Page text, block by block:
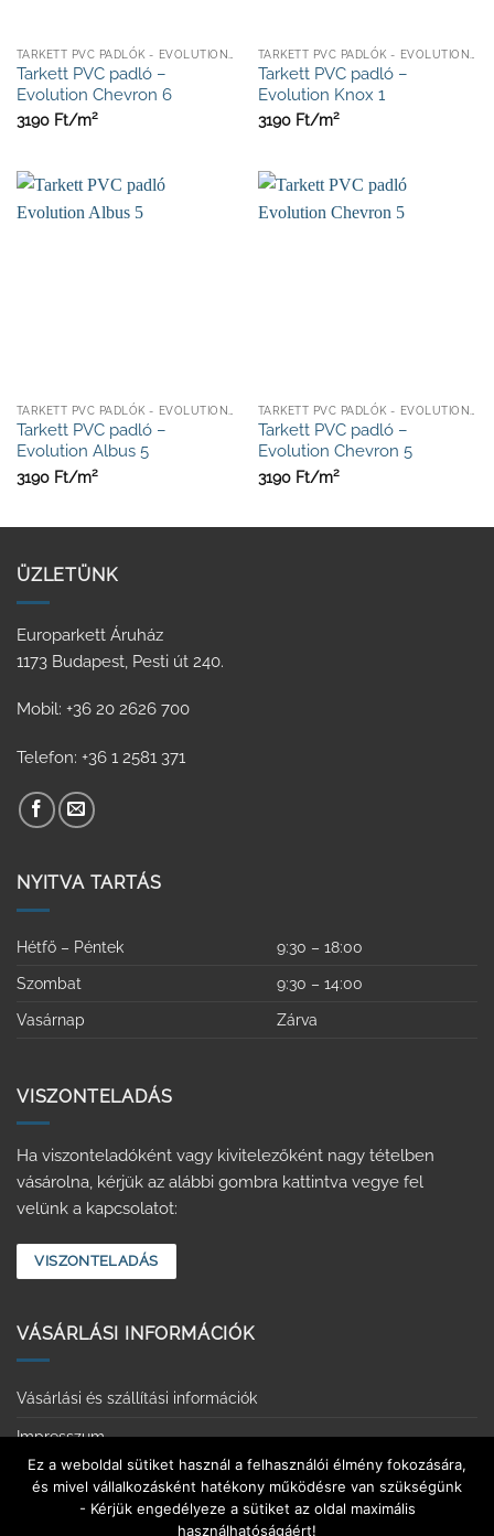
Tarkett PVC padló –
Evolution Chevron 6
3190 Ft/m2
Tarkett PVC padló –
Evolution Knox 1
3190 Ft/m2
TARKETT PVC PADLÓK - EVOLUTION KOLLEKCIÓ 2,7MM
Tarkett PVC padló –
Evolution Albus 5
3190 Ft/m2
TARKETT PVC PADLÓK - EVOLUTION KOLLEKCIÓ 2,7MM
Tarkett PVC padló –
Evolution Chevron 5
3190 Ft/m2
ÜZLETÜNK
Europarkett Áruház
1173 Budapest, Pesti út 240.
Mobil: +36 20 2626 700
Telefon: +36 1 2581 371
NYITVA TARTÁS
Hétfő – Péntek
9:30 – 18:00
Szombat
9:30 – 14:00
Vasárnap
Zárva
VISZONTELADÁS
Ha viszonteladóként vagy kivitelezőként nagy tételben
vásárolna, kérjük az alábbi gombra kattintva vegye fel
velünk a kapcsolatot:
VISZONTELADÁS
VÁSÁRLÁSI INFORMÁCIÓK
Vásárlási és szállítási információk
Impresszum
Adatvédelmi tájékoztató
Érintkezésmentes vásárlás
Ez a weboldal sütiket használ a felhasználói élmény fokozására,
és mivel vállalkozásként hatékony működésre van szükségünk
- Kérjük engedélyeze a sütiket az oldal maximális
használhatóságáért!